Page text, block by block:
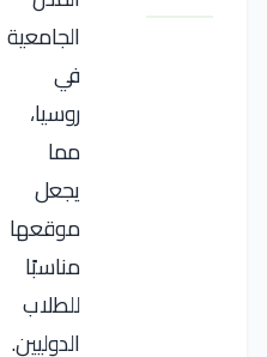
الجامعية
في
روسيا،
مما
يجعل
موقعها
مناسبًا
للطلاب
الدوليين.